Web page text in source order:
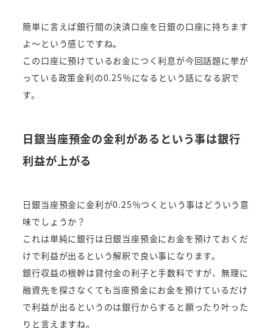
簡単に言えば銀行間の決済口座を日銀の口座に持ちます
よ～という感じですね。
この口座に預けているお金につく利息が今回話題に挙が
っている政策金利の0.25％になるという話になる訳で
す。
日銀当座預金の金利があるという事は銀行
利益が上がる
日銀当座預金に金利が0.25％つくという事はどういう意
味でしょうか？
これは単純に銀行は日銀当座預金にお金を預けておくだ
けで利益が出るという解釈で良い事になります。
銀行収益の根幹は貸付金の利子と手数料ですが、無理に
融資先を探さなくても当座預金にお金を預けているだけ
で利益が出るというのは銀行からすると願ったり叶った
りと言えますね。